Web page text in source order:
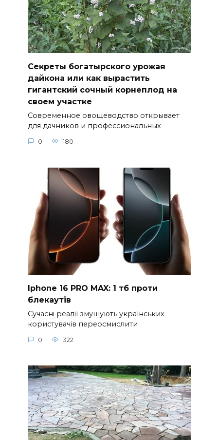
Секреты богатырского урожая
дайкона или как вырастить
гигантский сочный корнеплод на
своем участке
Современное овощеводство открывает
для дачников и профессиональных
0 180
Iphone 16 PRO MAX: 1 тб проти
блекаутів
Сучасні реалії змушують українських
користувачів переосмислити
0 322